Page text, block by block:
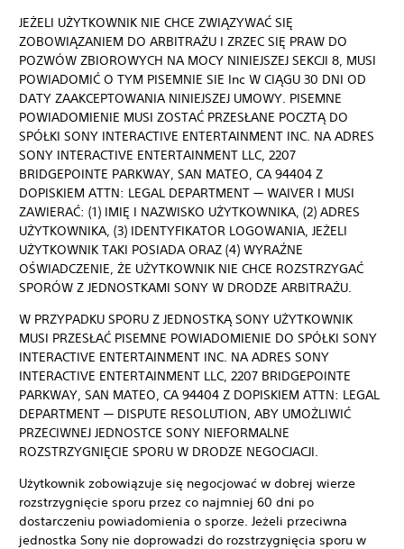
JEŻELI UŻYTKOWNIK NIE CHCE ZWIĄZYWAĆ SIĘ
ZOBOWIĄZANIEM DO ARBITRAŻU I ZRZEC SIĘ PRAW DO
POZWÓW ZBIOROWYCH NA MOCY NINIEJSZEJ SEKCJI 8, MUSI
POWIADOMIĆ O TYM PISEMNIE SIE Inc W CIĄGU 30 DNI OD
DATY ZAAKCEPTOWANIA NINIEJSZEJ UMOWY. PISEMNE
POWIADOMIENIE MUSI ZOSTAĆ PRZESŁANE POCZTĄ DO
SPÓŁKI SONY INTERACTIVE ENTERTAINMENT INC. NA ADRES
SONY INTERACTIVE ENTERTAINMENT LLC, 2207
BRIDGEPOINTE PARKWAY, SAN MATEO, CA 94404 Z
DOPISKIEM ATTN: LEGAL DEPARTMENT — WAIVER I MUSI
ZAWIERAĆ: (1) IMIĘ I NAZWISKO UŻYTKOWNIKA, (2) ADRES
UŻYTKOWNIKA, (3) IDENTYFIKATOR LOGOWANIA, JEŻELI
UŻYTKOWNIK TAKI POSIADA ORAZ (4) WYRAŹNE
OŚWIADCZENIE, ŻE UŻYTKOWNIK NIE CHCE ROZSTRZYGAĆ
SPORÓW Z JEDNOSTKAMI SONY W DRODZE ARBITRAŻU.
W PRZYPADKU SPORU Z JEDNOSTKĄ SONY UŻYTKOWNIK
MUSI PRZESŁAĆ PISEMNE POWIADOMIENIE DO SPÓŁKI SONY
INTERACTIVE ENTERTAINMENT INC. NA ADRES SONY
INTERACTIVE ENTERTAINMENT LLC, 2207 BRIDGEPOINTE
PARKWAY, SAN MATEO, CA 94404 Z DOPISKIEM ATTN: LEGAL
DEPARTMENT — DISPUTE RESOLUTION, ABY UMOŻLIWIĆ
PRZECIWNEJ JEDNOSTCE SONY NIEFORMALNE
ROZSTRZYGNIĘCIE SPORU W DRODZE NEGOCJACJI.
Użytkownik zobowiązuje się negocjować w dobrej wierze
rozstrzygnięcie sporu przez co najmniej 60 dni po
dostarczeniu powiadomienia o sporze. Jeżeli przeciwna
jednostka Sony nie doprowadzi do rozstrzygnięcia sporu w